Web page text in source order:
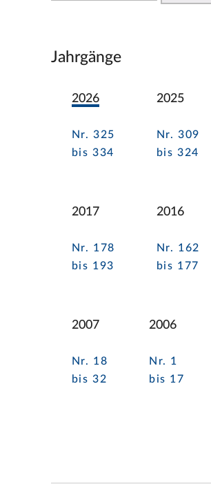
Jahrgänge
2026
Nr. 325
bis 334
2025
Nr. 309
bis 324
2017
Nr. 178
bis 193
2016
Nr. 162
bis 177
2007
Nr. 18
bis 32
2006
Nr. 1
bis 17